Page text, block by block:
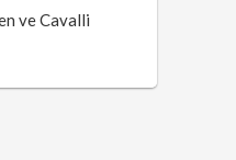
ve Cavalli